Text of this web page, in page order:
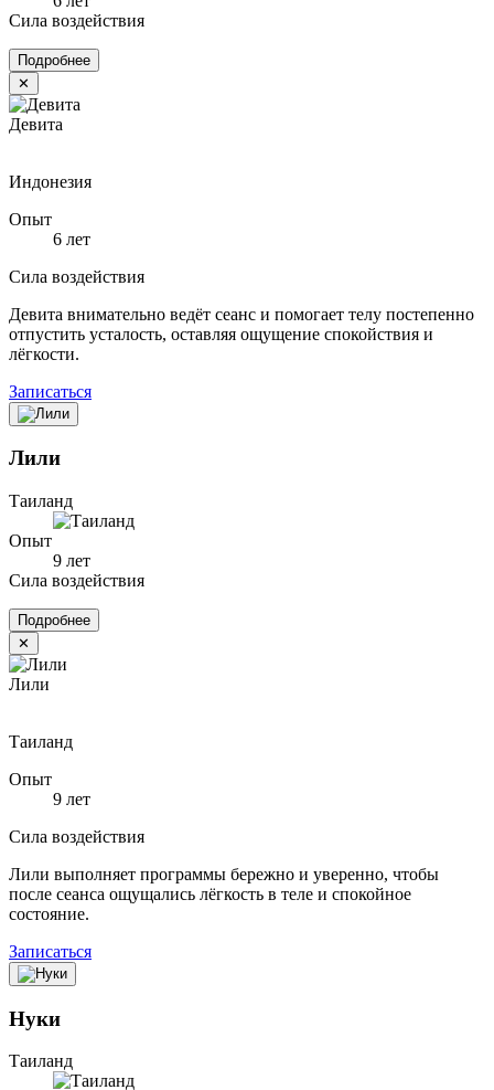
Сила воздействия
Подробнее
✕
Девита
Индонезия
Опыт
6 лет
Сила воздействия
Девита внимательно ведёт сеанс и помогает телу постепенно
отпустить усталость, оставляя ощущение спокойствия и
лёгкости.
Записаться
Лили
Таиланд
Опыт
9 лет
Сила воздействия
Подробнее
✕
Лили
Таиланд
Опыт
9 лет
Сила воздействия
Лили выполняет программы бережно и уверенно, чтобы
после сеанса ощущались лёгкость в теле и спокойное
состояние.
Записаться
Нуки
Таиланд